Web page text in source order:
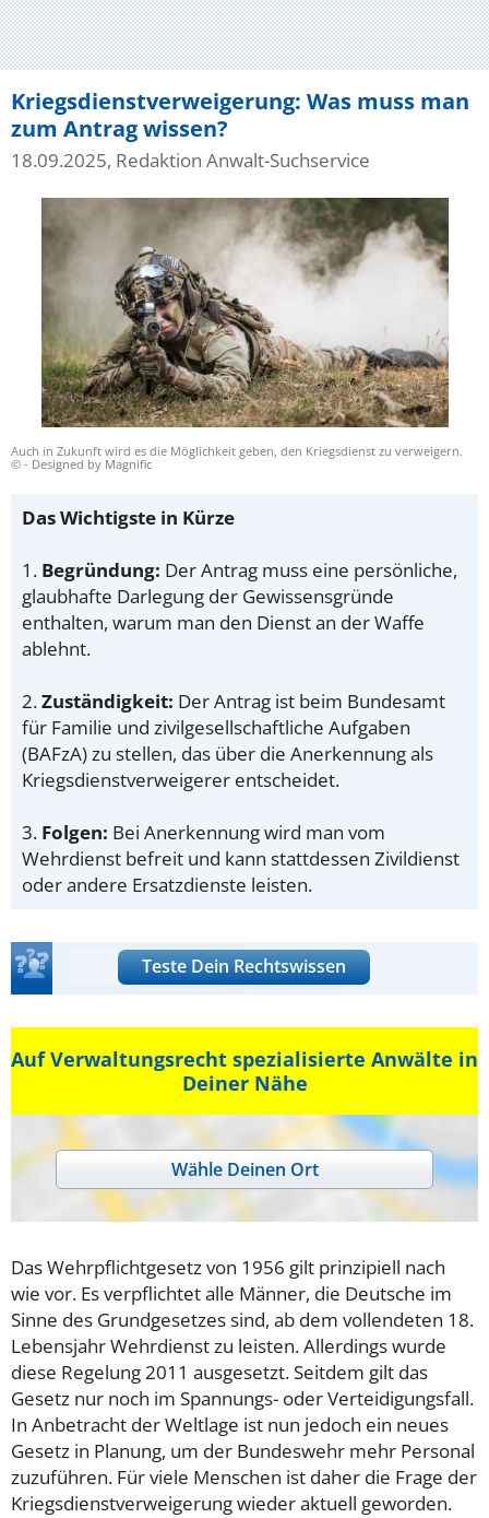
Kriegsdienstverweigerung: Was muss man
zum Antrag wissen?
18.09.2025, Redaktion Anwalt-Suchservice
Auch in Zukunft wird es die Möglichkeit geben, den Kriegsdienst zu verweigern.
© - Designed by Magnific
Das Wichtigste in Kürze
1. Begründung: Der Antrag muss eine persönliche,
glaubhafte Darlegung der Gewissensgründe
enthalten, warum man den Dienst an der Waffe
ablehnt.
2.Zuständigkeit: Der Antrag ist beim Bundesamt
für Familie und zivilgesellschaftliche Aufgaben
(BAFzA) zu stellen, das über die Anerkennung als
Kriegsdienstverweigerer entscheidet.
3. Folgen: Bei Anerkennung wird man vom
Wehrdienst befreit und kann stattdessen Zivildienst
oder andere Ersatzdienste leisten.
Teste Dein Rechtswissen
Auf Verwaltungsrecht spezialisierte Anwälte in
Deiner Nähe
Wähle Deinen Ort
Das Wehrpflichtgesetz von 1956 gilt prinzipiell nach
wie vor. Es verpflichtet alle Männer, die Deutsche im
Sinne des Grundgesetzes sind, ab dem vollendeten 18.
Lebensjahr Wehrdienst zu leisten. Allerdings wurde
diese Regelung 2011 ausgesetzt. Seitdem gilt das
Gesetz nur noch im Spannungs- oder Verteidigungsfall.
In Anbetracht der Weltlage ist nun jedoch ein neues
Gesetz in Planung, um der Bundeswehr mehr Personal
zuzuführen. Für viele Menschen ist daher die Frage der
Kriegsdienstverweigerung wieder aktuell geworden.